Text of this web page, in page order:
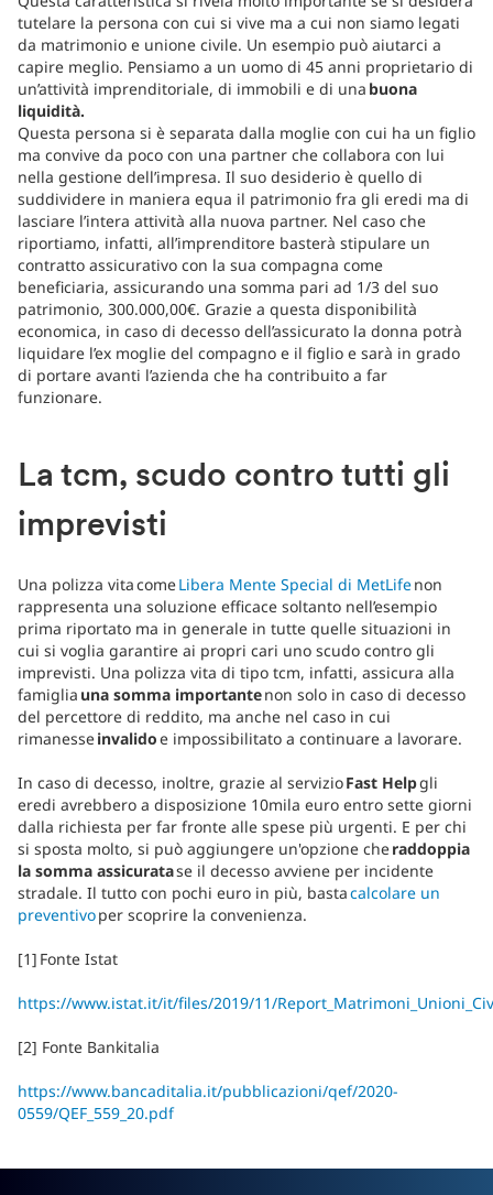
tutelare la persona con cui si vive ma a cui non siamo legati
da matrimonio e unione civile. Un esempio può aiutarci a
capire meglio. Pensiamo a un uomo di 45 anni proprietario di
un’attività imprenditoriale, di immobili e di una buona
liquidità.
Questa persona si è separata dalla moglie con cui ha un figlio
ma convive da poco con una partner che collabora con lui
nella gestione dell’impresa. Il suo desiderio è quello di
suddividere in maniera equa il patrimonio fra gli eredi ma di
lasciare l’intera attività alla nuova partner. Nel caso che
riportiamo, infatti, all’imprenditore basterà stipulare un
contratto assicurativo con la sua compagna come
beneficiaria, assicurando una somma pari ad 1/3 del suo
patrimonio, 300.000,00€. Grazie a questa disponibilità
economica, in caso di decesso dell’assicurato la donna potrà
liquidare l’ex moglie del compagno e il figlio e sarà in grado
di portare avanti l’azienda che ha contribuito a far
funzionare.
La tcm, scudo contro tutti gli
imprevisti
Una polizza vita comeLibera Mente Special di MetLifenon
rappresenta una soluzione efficace soltanto nell’esempio
prima riportato ma in generale in tutte quelle situazioni in
cui si voglia garantire ai propri cari uno scudo contro gli
imprevisti. Una polizza vita di tipo tcm, infatti, assicura alla
famiglia una somma importantenon solo in caso di decesso
del percettore di reddito, ma anche nel caso in cui
rimanesseinvalidoe impossibilitato a continuare a lavorare.
In caso di decesso, inoltre, grazie al servizioFast Helpgli
eredi avrebbero a disposizione 10mila euro entro sette giorni
dalla richiesta per far fronte alle spese più urgenti. E per chi
si sposta molto, si può aggiungere un'opzione cheraddoppia
la somma assicuratase il decesso avviene per incidente
stradale. Il tutto con pochi euro in più, bastacalcolare un
preventivoper scoprire la convenienza.
[1] Fonte Istat
https://www.istat.it/it/files/2019/11/
[2] Fonte Bankitalia
https://www.bancaditalia.it/pubblicazioni/qef/2020-
0559/QEF_559_20.pdf